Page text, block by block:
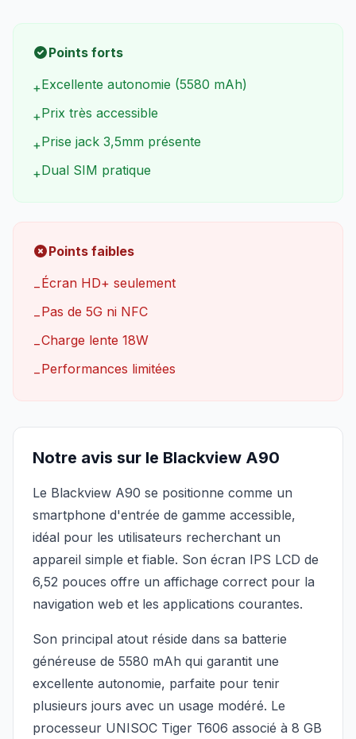
Points forts
+Excellente autonomie (5580 mAh)
+Prix très accessible
+Prise jack 3,5mm présente
+Dual SIM pratique
Points faibles
−Écran HD+ seulement
−Pas de 5G ni NFC
−Charge lente 18W
−Performances limitées
Notre avis sur le Blackview A90
Le Blackview A90 se positionne comme un
smartphone d'entrée de gamme accessible,
idéal pour les utilisateurs recherchant un
appareil simple et fiable. Son écran IPS LCD de
6,52 pouces offre un affichage correct pour la
navigation web et les applications courantes.
Son principal atout réside dans sa batterie
généreuse de 5580 mAh qui garantit une
excellente autonomie, parfaite pour tenir
plusieurs jours avec un usage modéré. Le
processeur UNISOC Tiger T606 associé à 8 GB